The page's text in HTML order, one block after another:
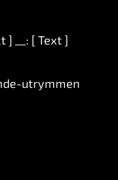
] __: [ Text ]
utrymmen